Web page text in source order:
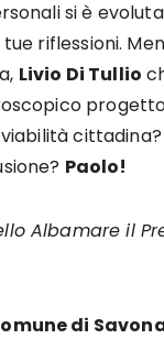
si è
riflessioni.
Livio Di Tullio
Paolo!
Albamare il
di